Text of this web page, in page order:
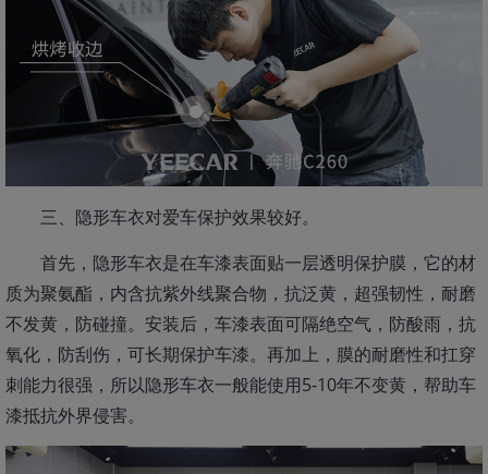
三、隐形车衣对爱车保护效果较好。
首先，隐形车衣是在车漆表面贴一层透明保护膜，它的材
质为聚氨酯，内含抗紫外线聚合物，抗泛黄，超强韧性，耐磨
不发黄，防碰撞。安装后，车漆表面可隔绝空气，防酸雨，抗
氧化，防刮伤，可长期保护车漆。再加上，膜的耐磨性和扛穿
刺能力很强，所以隐形车衣一般能使用5-10年不变黄，帮助车
漆抵抗外界侵害。